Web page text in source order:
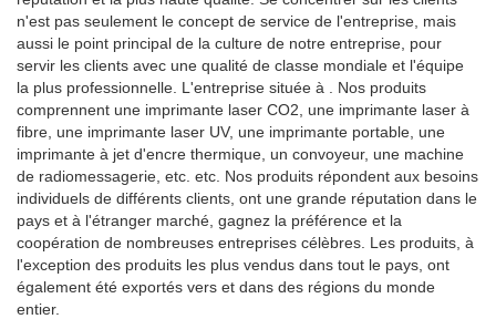
n'est pas seulement le concept de service de l'entreprise, mais
aussi le point principal de la culture de notre entreprise, pour
servir les clients avec une qualité de classe mondiale et l'équipe
la plus professionnelle. L'entreprise située à . Nos produits
comprennent une imprimante laser CO2, une imprimante laser à
fibre, une imprimante laser UV, une imprimante portable, une
imprimante à jet d'encre thermique, un convoyeur, une machine
de radiomessagerie, etc. etc. Nos produits répondent aux besoins
individuels de différents clients, ont une grande réputation dans le
pays et à l'étranger marché, gagnez la préférence et la
coopération de nombreuses entreprises célèbres. Les produits, à
l'exception des produits les plus vendus dans tout le pays, ont
également été exportés vers et dans des régions du monde
entier.